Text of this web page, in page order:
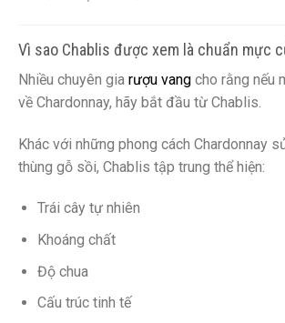
Vì sao Chablis được xem là chuẩn mực
Nhiều chuyên gia rượu vang cho rằng nếu
về Chardonnay, hãy bắt đầu từ Chablis.
Khác với những phong cách Chardonnay
thùng gỗ sồi, Chablis tập trung thể hiện:
Trái cây tự nhiên
Khoáng chất
Độ chua
Cấu trúc tinh tế